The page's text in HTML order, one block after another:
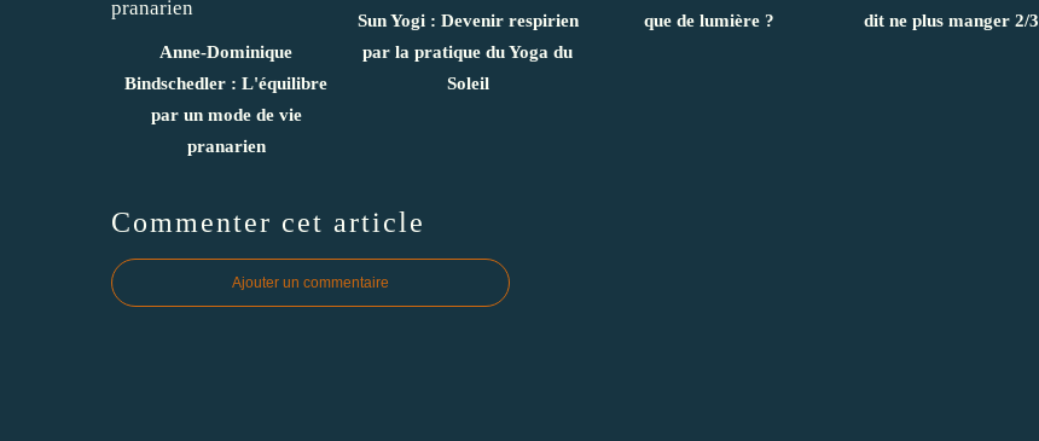
Anne-Dominique
Bindschedler : L'équilibre
par un mode de vie
pranarien
Sun Yogi : Devenir respirien
par la pratique du Yoga du
Soleil
que de lumière ?
dit ne plus manger 2/3
Commenter cet article
Ajouter un commentaire